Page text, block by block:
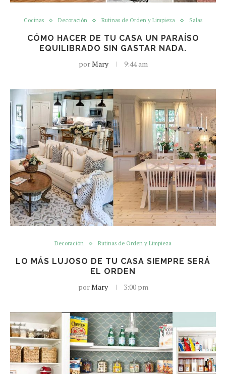
Cocinas Decoración Rutinas de Orden y Limpieza Salas
CÓMO HACER DE TU CASA UN PARAÍSO
EQUILIBRADO SIN GASTAR NADA.
porMary 9:44 am
Decoración Rutinas de Orden y Limpieza
LO MÁS LUJOSO DE TU CASA SIEMPRE SERÁ
EL ORDEN
porMary 3:00 pm